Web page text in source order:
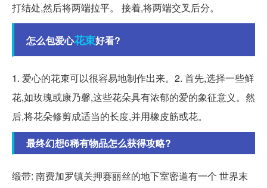
打结处,然后将两端拉平。 接着,将两端交叉后分。
怎么包爱心花束好看?
1. 爱心的花束可以很容易地制作出来。2. 首先,选择一些鲜
花,如玫瑰或康乃馨,这些花朵具有浓郁的爱的象征意义。然
后,将花朵修剪成适当的长度,并用橡皮筋或花。
最终幻想6稀有物品怎么获得攻略?
缎带: 南费加罗镇关押赛丽丝的地下室密道有一个 世界末